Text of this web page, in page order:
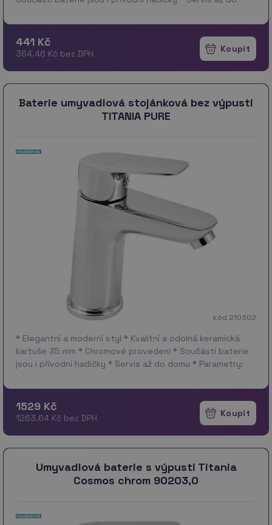
441 Kč
364.46 Kč bez DPH
Baterie umyvadlová stojánková bez výpusti
TITANIA PURE
kód 210302
* Elegantní a moderní styl * Kvalitní a odolná keramická
kartuše 35 mm * Chromové provedení * Součástí baterie
jsou i přívodní hadičky * Servis až do domu * Parametry:
1529 Kč
1263.64 Kč bez DPH
Umyvadlová baterie s výpusti Titania
Cosmos chrom 90203,0